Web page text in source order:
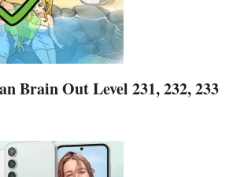
Brain Out Level 231, 232, 233